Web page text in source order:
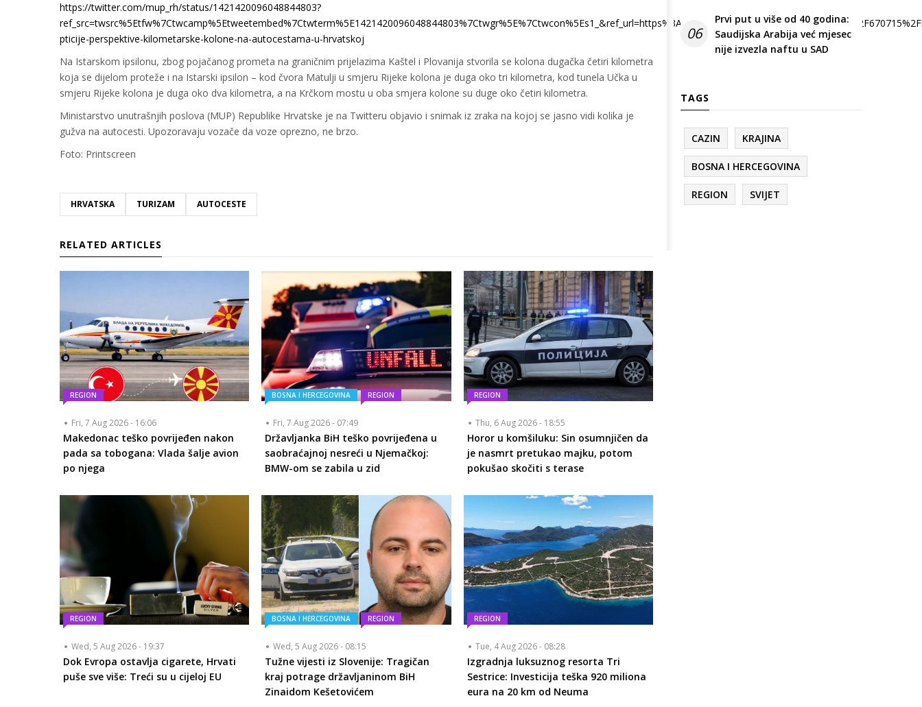
https://twitter.com/mup_rh/status/1421420096048844803?
pticije-perspektive-kilometarske-kolone-na-autocestama-u-hrvatskoj
Na Istarskom ipsilonu, zbog pojačanog prometa na graničnim prijelazima Kaštel i Plovanija stvorila se kolona dugačka četiri kilometra
koja se dijelom proteže i na Istarski ipsilon – kod čvora Matulji u smjeru Rijeke kolona je duga oko tri kilometra, kod tunela Učka u
smjeru Rijeke kolona je duga oko dva kilometra, a na Krčkom mostu u oba smjera kolone su duge oko četiri kilometra.
Ministarstvo unutrašnjih poslova (MUP) Republike Hrvatske je na Twitteru objavio i snimak iz zraka na kojoj se jasno vidi kolika je
gužva na autocesti. Upozoravaju vozače da voze oprezno, ne brzo.
Foto: Printscreen
HRVATSKA TURIZAM AUTOCESTE
RELATED ARTICLES
REGION
Fri, 7 Aug 2026 - 16:06
Makedonac teško povrijeđen nakon
pada sa tobogana: Vlada šalje avion
po njega
BOSNA I HERCEGOVINA REGION
Fri, 7 Aug 2026 - 07:49
Državljanka BiH teško povrijeđena u
saobraćajnoj nesreći u Njemačkoj:
BMW-om se zabila u zid
REGION
Thu, 6 Aug 2026 - 18:55
Horor u komšiluku: Sin osumnjičen da
je nasmrt pretukao majku, potom
pokušao skočiti s terase
REGION
Wed, 5 Aug 2026 - 19:37
Dok Evropa ostavlja cigarete, Hrvati
puše sve više: Treći su u cijeloj EU
BOSNA I HERCEGOVINA REGION
Wed, 5 Aug 2026 - 08:15
Tužne vijesti iz Slovenije: Tragičan
kraj potrage državljaninom BiH
Zinaidom Kešetovićem
REGION
Tue, 4 Aug 2026 - 08:28
Izgradnja luksuznog resorta Tri
Sestrice: Investicija teška 920 miliona
eura na 20 km od Neuma
06
Prvi put u više od 40 godina:
Saudijska Arabija već mjesec
nije izvezla naftu u SAD
TAGS
CAZIN KRAJINA
BOSNA I HERCEGOVINA
REGION SVIJET